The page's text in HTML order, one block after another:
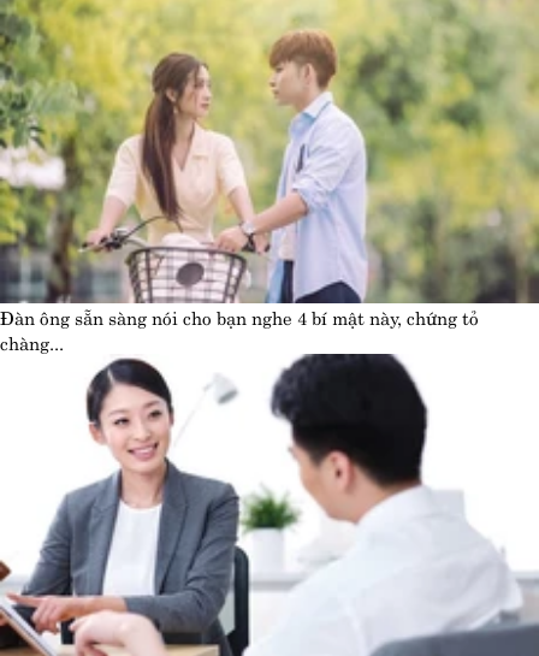
Đàn ông sẵn sàng nói cho bạn nghe 4 bí mật này, chứng tỏ
chàng...